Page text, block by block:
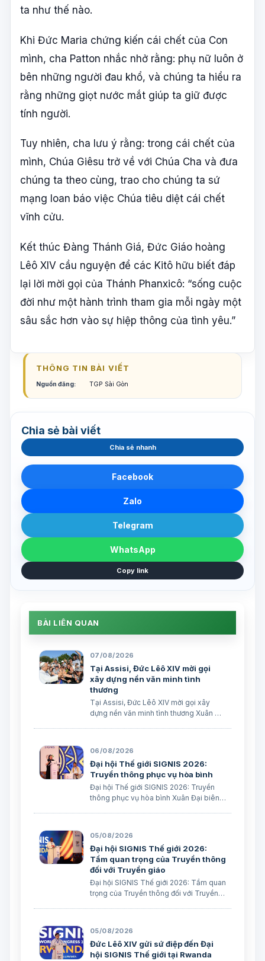
ta như thế nào.
Khi Đức Maria chứng kiến cái chết của Con
mình, cha Patton nhắc nhở rằng: phụ nữ luôn ở
bên những người đau khổ, và chúng ta hiểu ra
rằng những giọt nước mắt giúp ta giữ được
tính người.
Tuy nhiên, cha lưu ý rằng: trong cái chết của
mình, Chúa Giêsu trở về với Chúa Cha và đưa
chúng ta theo cùng, trao cho chúng ta sứ
mạng loan báo việc Chúa tiêu diệt cái chết
vĩnh cửu.
Kết thúc Đàng Thánh Giá, Đức Giáo hoàng
Lêô XIV cầu nguyện để các Kitô hữu biết đáp
lại lời mời gọi của Thánh Phanxicô: “sống cuộc
đời như một hành trình tham gia mỗi ngày một
sâu sắc hơn vào sự hiệp thông của tình yêu.”
THÔNG TIN BÀI VIẾT
Nguồn đăng: TGP Sài Gòn
Chia sẻ bài viết
Chia sẻ nhanh
Facebook
Zalo
Telegram
WhatsApp
Copy link
BÀI LIÊN QUAN
07/08/2026
Tại Assisi, Đức Lêô XIV mời gọi
xây dựng nền văn minh tình
thương
Tại Assisi, Đức Lêô XIV mời gọi xây
dựng nền văn minh tình thương Xuân Đại
06/08/2026
Đại hội Thế giới SIGNIS 2026:
Truyền thông phục vụ hòa bình
Đại hội Thế giới SIGNIS 2026: Truyền
thông phục vụ hòa bình Xuân Đại biên
05/08/2026
Đại hội SIGNIS Thế giới 2026:
Tầm quan trọng của Truyền thông
đối với Truyền giáo
Đại hội SIGNIS Thế giới 2026: Tầm quan
trọng của Truyền thông đối với Truyền
05/08/2026
Đức Lêô XIV gửi sứ điệp đến Đại
hội SIGNIS Thế giới tại Rwanda